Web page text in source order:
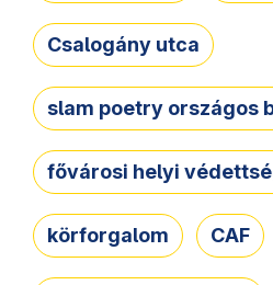
Csalogány utca
slam poetry országos
fővárosi helyi
körforgalom CAF